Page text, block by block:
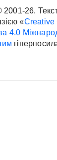
26. Текст
«Creative
4.0